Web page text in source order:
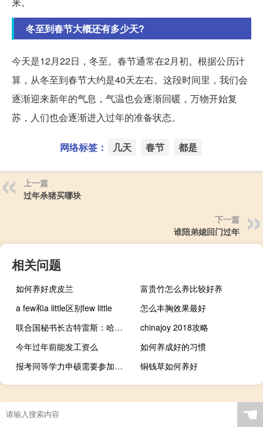
冬至到春节大概还有多少天?
今天是12月22日，冬至。春节通常在2月初。根据公历计
算，从冬至到春节大约是40天左右。这段时间里，我们会
逐渐迎来新年的气息，气温也会逐渐回暖，万物开始复
苏，人们也会逐渐进入过年的准备状态。
网络标签： 几天 春节 都是
上一篇
过年杀猪买哪块
下一篇
谁陪弟媳回门过年
相关问题
如何养好虎皮兰
富贵竹怎么养比较好养
a few和a little区别few little
怎么丰胸效果最好
联合国秘书长古特雷斯：哈马斯的袭击“并非孤立事件”巴勒斯坦的不满不能成为哈马斯可怕袭击的理由而这些袭击也不能成为对巴勒斯坦人集体受惩罚的理由
chinajoy 2018攻略
今年过年前能发工资么
如何养成好的习惯
报考同等学力申硕需要参加全国联考吗
铜钱草如何养好
☚